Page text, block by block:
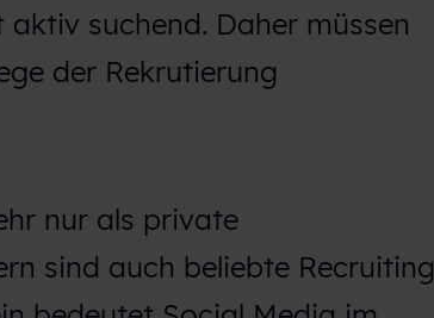
suchend. Daher müssen
der Rekrutierung
nur als private
sind auch beliebte Recruiting